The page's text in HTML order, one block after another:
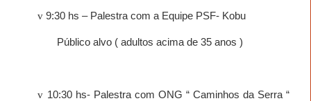
v 9:30 hs – Palestra com a Equipe PSF- Kobu
Público alvo ( adultos acima de 35 anos )
v 10:30 hs- Palestra com ONG “ Caminhos da Serra “